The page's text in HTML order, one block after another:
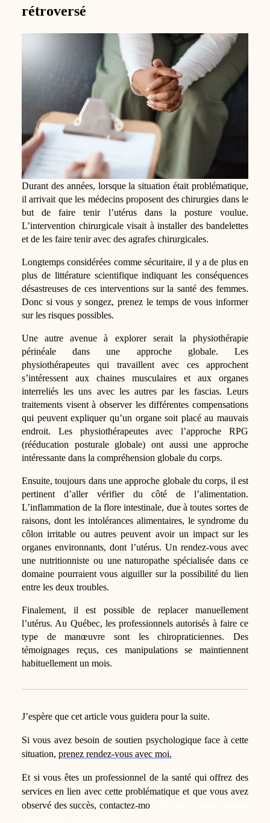
rétroversé
Durant des années, lorsque la situation était problématique,
il arrivait que les médecins proposent des chirurgies dans le
but de faire tenir l’utérus dans la posture voulue.
L’intervention chirurgicale visait à installer des bandelettes
et de les faire tenir avec des agrafes chirurgicales.
Longtemps considérées comme sécuritaire, il y a de plus en
plus de littérature scientifique indiquant les conséquences
désastreuses de ces interventions sur la santé des femmes.
Donc si vous y songez, prenez le temps de vous informer
sur les risques possibles.
Une autre avenue à explorer serait la physiothérapie
périnéale dans une approche globale. Les
physiothérapeutes qui travaillent avec ces approchent
s’intéressent aux chaines musculaires et aux organes
interreliés les uns avec les autres par les fascias. Leurs
traitements visent à observer les différentes compensations
qui peuvent expliquer qu’un organe soit placé au mauvais
endroit. Les physiothérapeutes avec l’approche RPG
(rééducation posturale globale) ont aussi une approche
intéressante dans la compréhension globale du corps.
Ensuite, toujours dans une approche globale du corps, il est
pertinent d’aller vérifier du côté de l’alimentation.
L’inflammation de la flore intestinale, due à toutes sortes de
raisons, dont les intolérances alimentaires, le syndrome du
côlon irritable ou autres peuvent avoir un impact sur les
organes environnants, dont l’utérus. Un rendez-vous avec
une nutritionniste ou une naturopathe spécialisée dans ce
domaine pourraient vous aiguiller sur la possibilité du lien
entre les deux troubles.
Finalement, il est possible de replacer manuellement
l’utérus. Au Québec, les professionnels autorisés à faire ce
type de manœuvre sont les chiropraticiennes. Des
témoignages reçus, ces manipulations se maintiennent
habituellement un mois.
J’espère que cet article vous guidera pour la suite.
Si vous avez besoin de soutien psychologique face à cette
situation, prenez rendez-vous avec moi.
Et si vous êtes un professionnel de la santé qui offrez des
services en lien avec cette problématique et que vous avez
observé des succès, contactez-moi afin que je puisse mettre